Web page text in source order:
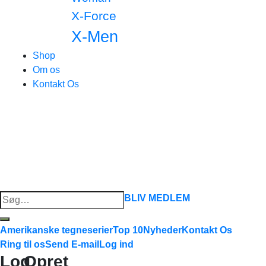
X-Force
X-Men
Shop
Om os
Kontakt Os
Søg
efter:
BLIV MEDLEM
Amerikanske tegneserierTop 10NyhederKontakt Os
Ring til osSend E-mail Log ind
LogOpret